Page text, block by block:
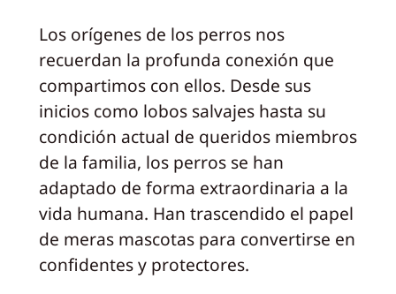
Los orígenes de los perros nos
recuerdan la profunda conexión que
compartimos con ellos. Desde sus
inicios como lobos salvajes hasta su
condición actual de queridos miembros
de la familia, los perros se han
adaptado de forma extraordinaria a la
vida humana. Han trascendido el papel
de meras mascotas para convertirse en
confidentes y protectores.